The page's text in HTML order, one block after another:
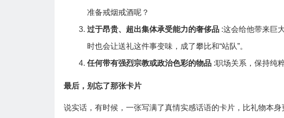
准备戒烟戒酒呢？
过于昂贵、超出集体承受能力的奢侈品 :这会给他带来巨
时也会让送礼这件事变味，成了攀比和“站队”。
任何带有强烈宗教或政治色彩的物品 :职场关系，保持纯
最后，别忘了那张卡片
说实话，有时候，一张写满了真情实感话语的卡片，比礼物本身